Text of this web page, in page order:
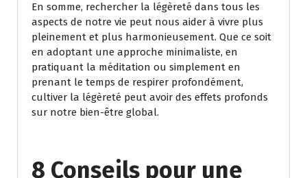
En somme, rechercher la légèreté dans tous les
aspects de notre vie peut nous aider à vivre plus
pleinement et plus harmonieusement. Que ce soit
en adoptant une approche minimaliste, en
pratiquant la méditation ou simplement en
prenant le temps de respirer profondément,
cultiver la légèreté peut avoir des effets profonds
sur notre bien-être global.
8 Conseils pour une